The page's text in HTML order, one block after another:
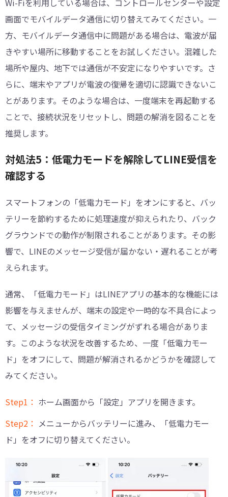
Wi-Fiを利用している場合は、コントロールセンターや設定
画面でモバイルデータ通信に切り替えてみてください。一
方、モバイルデータ通信中に問題がある場合は、電波が届
きやすい場所に移動することをお試しください。混雑した
場所や屋内、地下では通信が不安定になりやすいです。さ
らに、端末やアプリが電波の復帰を適切に認識できないこ
とがあります。そのような場合は、一度端末を再起動する
ことで、接続状況をリセットし、問題の解消を図ることを
推奨します。
対処法5：低電力モードを解除してLINE受信を
確認する
スマートフォンの「低電力モード」をオンにすると、バッ
テリーを節約するために処理速度が抑えられたり、バック
グラウンドでの動作が制限されることがあります。その影
響で、LINEのメッセージ受信が届かない・遅れることが考
えられます。
通常、「低電力モード」はLINEアプリの基本的な機能には
影響を与えませんが、端末の設定や一時的な不具合によっ
て、メッセージの受信タイミングがずれる場合がありま
す。このような状況を改善するため、一度「低電力モー
ド」をオフにして、問題が解消されるかどうかを確認して
みてください。
Step1： ホーム画面から「設定」アプリを開きます。
Step2： メニューからバッテリーに進み、「低電力モー
ド」をオフに切り替えてください。